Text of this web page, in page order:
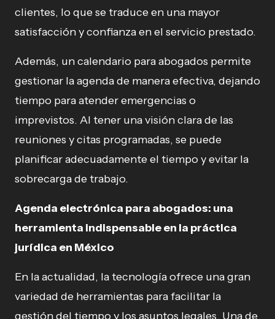
clientes, lo que se traduce en una mayor
satisfacción y confianza en el servicio prestado.
Además, un calendario para abogados permite
gestionar la agenda de manera efectiva, dejando
tiempo para atender emergencias o
imprevistos. Al tener una visión clara de las
reuniones y citas programadas, se puede
planificar adecuadamente el tiempo y evitar la
sobrecarga de trabajo.
Agenda electrónica para abogados: una
herramienta indispensable en la práctica
jurídica en México
En la actualidad, la tecnología ofrece una gran
variedad de herramientas para facilitar la
gestión del tiempo y los asuntos legales. Una de